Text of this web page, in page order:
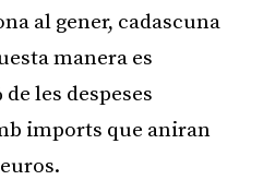
al gener, cadascuna
manera es
les despeses
imports que aniran